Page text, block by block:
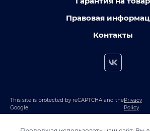
Правовая
Контакты
This site is protected by reCAPTCHA and the
Google
Privacy
Policy